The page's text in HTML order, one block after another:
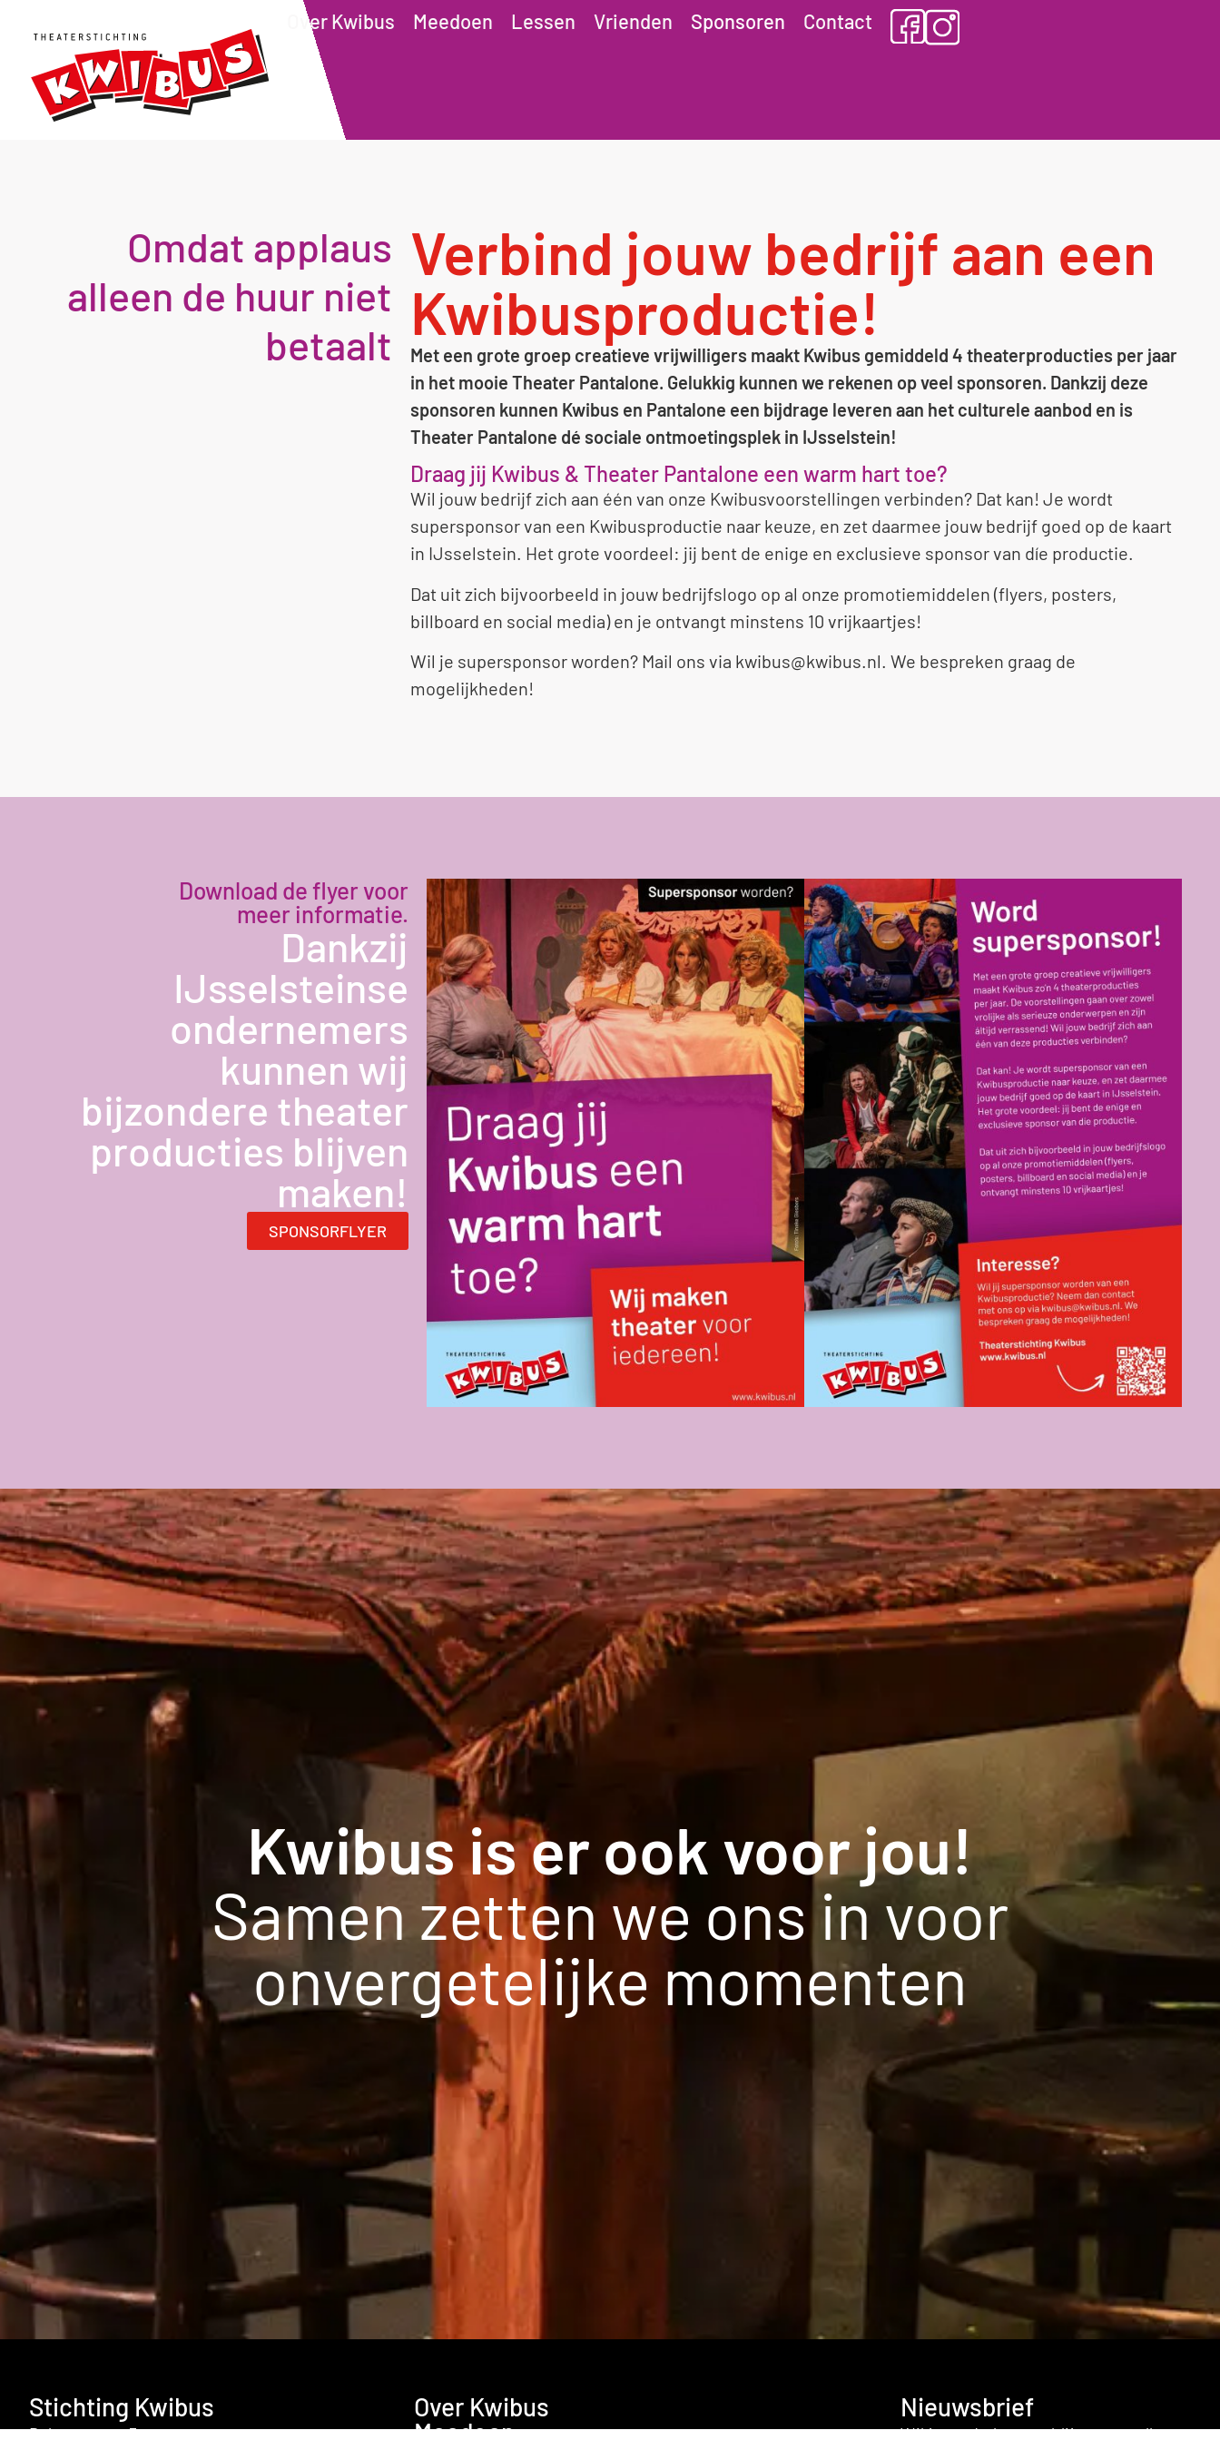
Over Kwibus Meedoen Lessen Vrienden Sponsoren Contact
Omdat applaus
alleen de huur niet
betaalt
Verbind jouw bedrijf aan een
Kwibusproductie!
Met een grote groep creatieve vrijwilligers maakt Kwibus gemiddeld 4 theaterproducties per jaar
in het mooie Theater Pantalone. Gelukkig kunnen we rekenen op veel sponsoren. Dankzij deze
sponsoren kunnen Kwibus en Pantalone een bijdrage leveren aan het culturele aanbod en is
Theater Pantalone dé sociale ontmoetingsplek in IJsselstein!
Draag jij Kwibus & Theater Pantalone een warm hart toe?
Wil jouw bedrijf zich aan één van onze Kwibusvoorstellingen verbinden? Dat kan! Je wordt
supersponsor van een Kwibusproductie naar keuze, en zet daarmee jouw bedrijf goed op de kaart
in IJsselstein. Het grote voordeel: jij bent de enige en exclusieve sponsor van díe productie.
Dat uit zich bijvoorbeeld in jouw bedrijfslogo op al onze promotiemiddelen (flyers, posters,
billboard en social media) en je ontvangt minstens 10 vrijkaartjes!
Wil je supersponsor worden? Mail ons via kwibus@kwibus.nl. We bespreken graag de
mogelijkheden!
Download de flyer voor
meer informatie.
Dankzij
IJsselsteinse
ondernemers
kunnen wij
bijzondere theater
producties blijven
maken!
SPONSORFLYER
Kwibus is er ook voor jou!
Samen zetten we ons in voor
onvergetelijke momenten
Stichting Kwibus
Daltonstraat 3
Over Kwibus
Meedoen
Nieuwsbrief
Wil je op de hoogte blijven van alles